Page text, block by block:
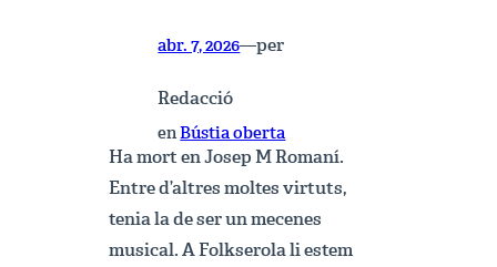
abr. 7, 2026—per
Redacció
enBústia oberta
Ha mort en Josep M Romaní.
Entre d’altres moltes virtuts,
tenia la de ser un mecenes
musical. A Folkserola li estem